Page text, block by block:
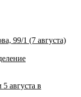
99/1 (7 августа)
августа в